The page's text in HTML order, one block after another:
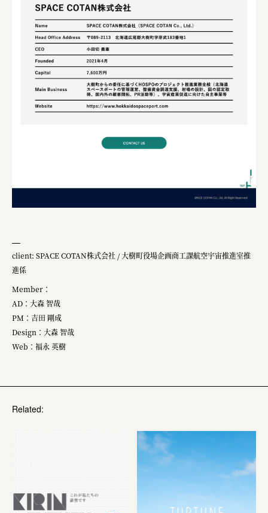
client: SPACE COTAN株式会社 / 大樹町役場企画商工課航空宇宙推進室推
進係
Member：
AD：大森 智哉
PM：吉田 剛成
Design：大森 智哉
Web：福永 英樹
Related: